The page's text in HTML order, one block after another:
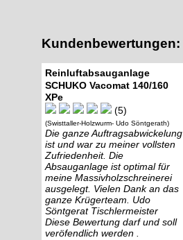
Kundenbewertungen:
Reinluftabsauganlage
SCHUKO Vacomat 140/160
XPe
(5)
(Swisttaller-Holzwurm- Udo Söntgerath)
Die ganze Auftragsabwickelung
ist und war zu meiner vollsten
Zufriedenheit. Die
Absauganlage ist optimal für
meine Massivholzschreinerei
ausgelegt. Vielen Dank an das
ganze Krügerteam. Udo
Söntgerat Tischlermeister
Diese Bewertung darf und soll
veröfendlich werden .